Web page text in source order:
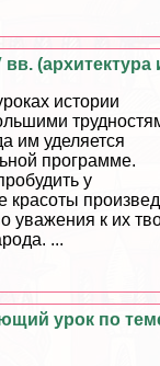
вв.
истории
им уделяется
программе.
у
уважения к их
...
урок по